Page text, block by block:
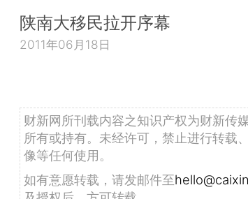
陕南大移民拉开序幕
2011年06月18日
财新网所刊载内容之知识产权为财新传
所有或持有。未经许可，禁止进行转载
像等任何使用。
如有意愿转载，请发邮件至